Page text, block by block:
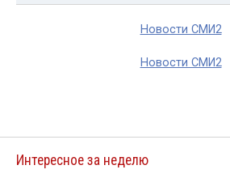
Новости СМИ2
Новости СМИ2
Интересное за неделю